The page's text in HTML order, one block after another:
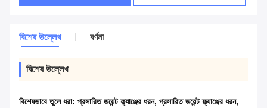
বিশেষ উল্লেখ বর্ণনা
বিশেষ উল্লেখ
বিশেষভাবে তুলে ধরা: প্রসারিত জয়েন্ট ফ্ল্যাঞ্জের ধরন, প্রসারিত জয়েন্ট ফ্ল্যাঞ্জের ধরন,